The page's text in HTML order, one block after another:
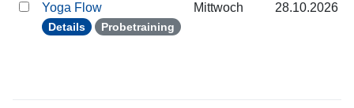
Yoga Flow
Details Probetraining
Mittwoch 28.10.2026